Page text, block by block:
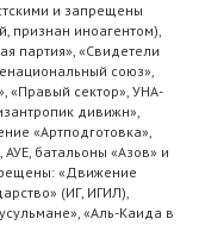
и запрещены
признан иноагентом),
партия», «Свидетели
союз»,
«Правый сектор», УНА-
дивижн»,
«Артподготовка»,
батальоны «Азов» и
«Движение
(ИГ, ИГИЛ),
«Аль-Каида в